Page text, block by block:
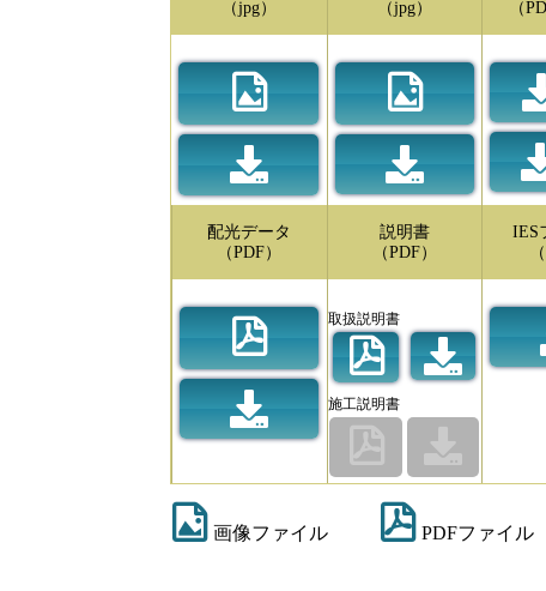
（jpg）
（jpg）
（
配光データ
（PDF）
説明書
（PDF）
取扱説明書
施工説明書
IES
画像ファイル PDFファイル